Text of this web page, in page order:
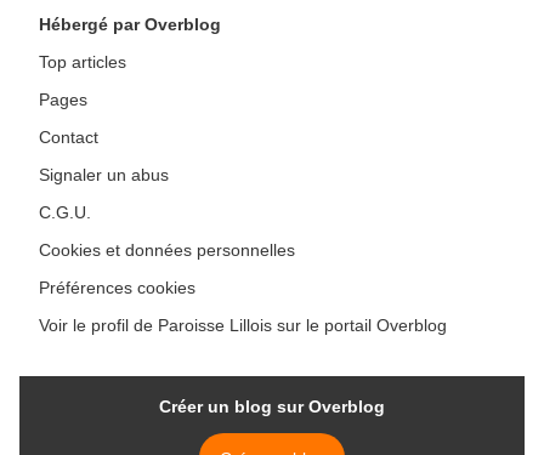
Hébergé par Overblog
Top articles
Pages
Contact
Signaler un abus
C.G.U.
Cookies et données personnelles
Préférences cookies
Voir le profil de Paroisse Lillois sur le portail Overblog
Créer un blog sur Overblog